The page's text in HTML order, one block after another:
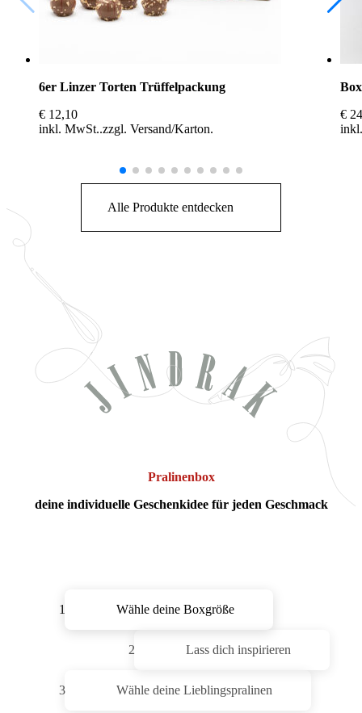
6er Linzer Torten Trüffelpackung
€ 12,10
inkl. MwSt. zzgl. Versand
€
Alle Produkte entdecken
Pralinenbox
deine individuelle Geschenkidee für jeden Geschmack
1 Wähle deine Boxgröße
2 Lass dich inspirieren
3 Wähle deine Lieblingspralinen